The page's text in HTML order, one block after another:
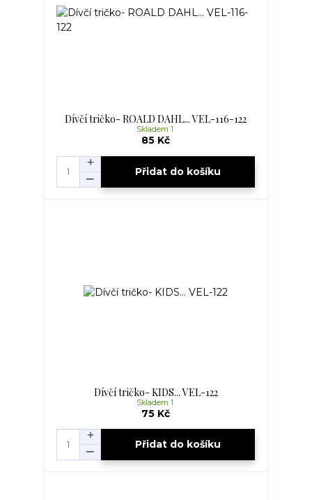
Dívčí tričko- ROALD DAHL... VEL-116-122
85 Kč
Skladem 1
Přidat do košíku
Dívčí tričko- KIDS... VEL-122
75 Kč
Skladem 1
Přidat do košíku